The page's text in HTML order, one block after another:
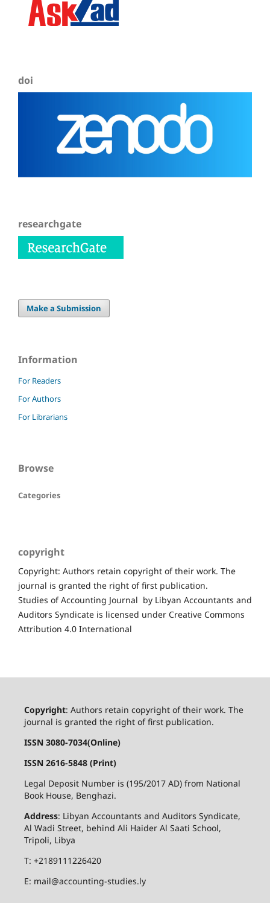
doi
researchgate
Make a Submission
Information
For Readers
For Authors
For Librarians
Browse
Categories
copyright
Copyright: Authors retain copyright of their work. The
journal is granted the right of first publication.
Studies of Accounting Journal by Libyan Accountants and
Auditors Syndicate is licensed under Creative Commons
Attribution 4.0 International
Copyright: Authors retain copyright of their work. The
journal is granted the right of first publication.
ISSN 3080-7034(Online)
ISSN 2616-5848 (Print)
Legal Deposit Number is (195/2017 AD) from National
Book House, Benghazi.
Address: Libyan Accountants and Auditors Syndicate,
Al Wadi Street, behind Ali Haider Al Saati School,
Tripoli, Libya
T: +2189111226420
E: mail@accounting-studies.ly